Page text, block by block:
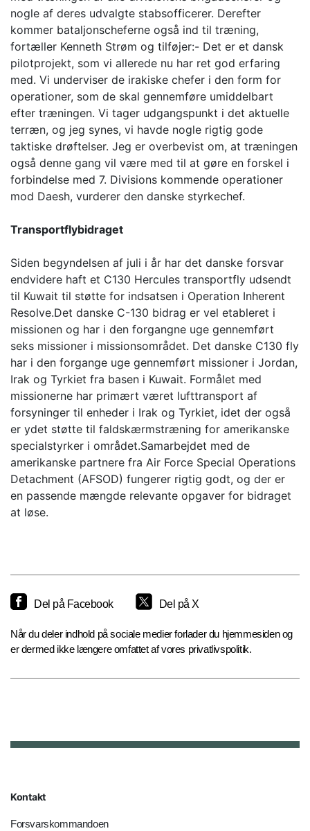
nogle af deres udvalgte stabsofficerer. Derefter
kommer bataljonscheferne også ind til træning,
fortæller Kenneth Strøm og tilføjer:- Det er et dansk
pilotprojekt, som vi allerede nu har ret god erfaring
med. Vi underviser de irakiske chefer i den form for
operationer, som de skal gennemføre umiddelbart
efter træningen. Vi tager udgangspunkt i det aktuelle
terræn, og jeg synes, vi havde nogle rigtig gode
taktiske drøftelser. Jeg er overbevist om, at træningen
også denne gang vil være med til at gøre en forskel i
forbindelse med 7. Divisions kommende operationer
mod Daesh, vurderer den danske styrkechef.
Transportflybidraget
Siden begyndelsen af juli i år har det danske forsvar
endvidere haft et C130 Hercules transportfly udsendt
til Kuwait til støtte for indsatsen i Operation Inherent
Resolve.Det danske C-130 bidrag er vel etableret i
missionen og har i den forgangne uge gennemført
seks missioner i missionsområdet. Det danske C130 fly
har i den forgange uge gennemført missioner i Jordan,
Irak og Tyrkiet fra basen i Kuwait. Formålet med
missionerne har primært været lufttransport af
forsyninger til enheder i Irak og Tyrkiet, idet der også
er ydet støtte til faldskærmstræning for amerikanske
specialstyrker i området.Samarbejdet med de
amerikanske partnere fra Air Force Special Operations
Detachment (AFSOD) fungerer rigtig godt, og der er
en passende mængde relevante opgaver for bidraget
at løse.
Del på Facebook Del på X
Når du deler indhold på sociale medier forlader du hjemmesiden og
er dermed ikke længere omfattet af vores privatlivspolitik.
Kontakt
Forsvarskommandoen